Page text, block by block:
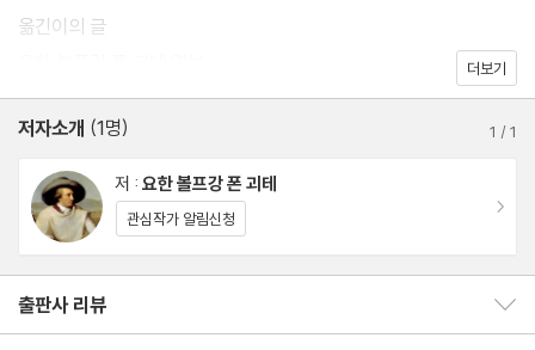
동안 폭풍처럼 써내려간 이 작품은 동료의 약혼녀인 샤를로테 부프
를 사랑한 괴테의 실제 경험을 바탕으로 했기에 더욱 강한 흡인력을
다. - 괴테의 친구
내 처량한 존재는 응고하여 불모의 바위가 된다.
의 문장도 체험한 것 그대로 쓰지는 않았다. 감정과 의지에서 나오지
않는 예술은 참된 예술이라고 할 수 없다. - 괴테
옮긴이의 글
더보기
저자소개 (1명) 1 /1
저 : 요한 볼프강 폰 괴테
관심작가 알림신청
출판사 리뷰